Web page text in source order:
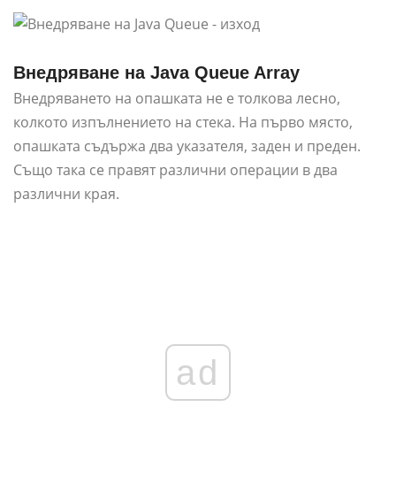
Внедряване на Java Queue Array
Внедряването на опашката не е толкова лесно,
колкото изпълнението на стека. На първо място,
опашката съдържа два указателя, заден и преден.
Също така се правят различни операции в два
различни края.
ad